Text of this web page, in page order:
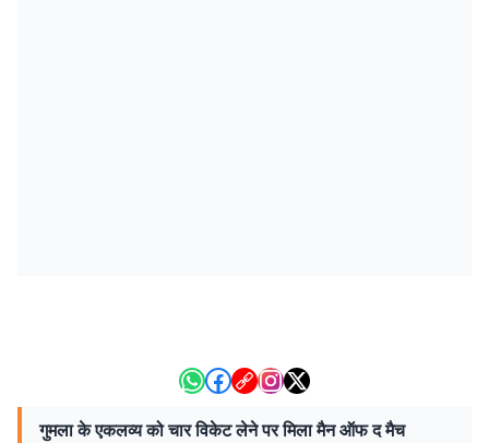
गुमला के एकलव्य को चार विकेट लेने पर मिला मैन ऑफ द मैच